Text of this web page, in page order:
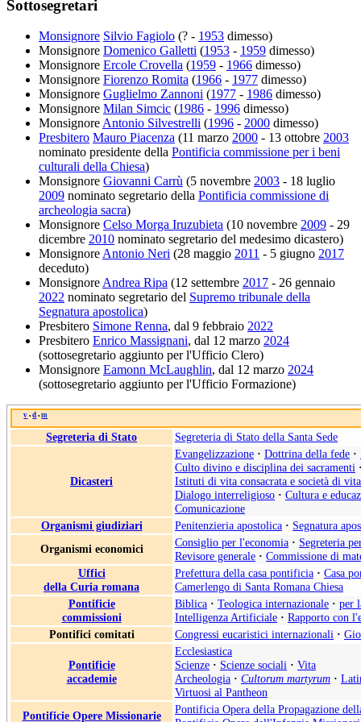
Sottosegretari
Monsignore Silvio Fagiolo (? - 1953 dimesso)
Monsignore Domenico Galletti (1953 - 1959 dimesso)
Monsignore Ercole Crovella (1959 - 1966 dimesso)
Monsignore Fiorenzo Romita (1966 - 1977 dimesso)
Monsignore Guglielmo Zannoni (1977 - 1986 dimesso)
Monsignore Milan Simcic (1986 - 1996 dimesso)
MonsignoreAntonio Silvestrelli (1996 - 2000 dimesso)
Presbitero Mauro Piacenza (11 marzo 2000 - 13 ottobre 2003
nominato presidente della Pontificia commissione per i beni
culturali della Chiesa)
Monsignore Giovanni Carrù (5 novembre 2003 - 18 luglio
2009 nominato segretario della Pontificia commissione di
archeologia sacra)
Monsignore Celso Morga Iruzubieta (10 novembre 2009 - 29
dicembre 2010 nominato segretario del medesimo dicastero)
MonsignoreAntonio Neri (28 maggio 2011 - 5 giugno 2017
deceduto)
MonsignoreAndrea Ripa (12 settembre 2017 - 26 gennaio
2022 nominato segretario del Supremo tribunale della
Segnatura apostolica)
Presbitero Simone Renna, dal 9 febbraio 2022
Presbitero Enrico Massignani, dal 12 marzo 2024
(sottosegretario aggiunto per l'Ufficio Clero)
Monsignore Eamonn McLaughlin, dal 12 marzo 2024
(sottosegretario aggiunto per l'Ufficio Formazione)
v • d • m
Segreteria di Stato Segreteria di Stato della Santa Sede
Dicasteri
Evangelizzazione · Dottrina della fede ·
Culto divino e disciplina dei sacramenti
Istituti di vita consacrata e società di
Dialogo interreligioso · Cultura e
Comunicazione
Organismi giudiziari
Penitenzieria apostolica · Segnatura
Organismi economici
Consiglio per l'economia · Segreteria
Revisore generale · Commissione di
Uffici
della Curia romana
Prefettura della casa pontificia · Casa
Camerlengo di Santa Romana Chiesa
Pontificie
commissioni
Biblica · Teologica internazionale · per
Intelligenza Artificiale · Rapporto con
Pontifici comitati
Congressi eucaristici internazionali ·
Pontificie
accademie
Ecclesiastica
Scienze · Scienze sociali · Vita
Archeologia · Cultorum martyrum ·
Virtuosi al Pantheon
Pontificie Opere Missionarie
Pontificia Opera della Propagazione